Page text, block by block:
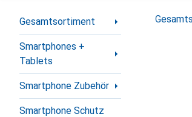
Navigation nach Kategorien
Gesamtsortiment
Smartphones +
Tablets
Smartphone Zubehör
Smartphone Schutz